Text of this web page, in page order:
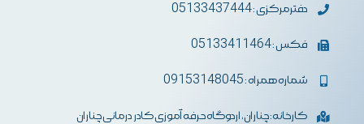
دفترمرکزی : 05133437444
فکس : 05133411464
شماره همراه : 09153148045
کارخانه: چناران، اردوگاه حرفه آموزی کادر درمانی چناران